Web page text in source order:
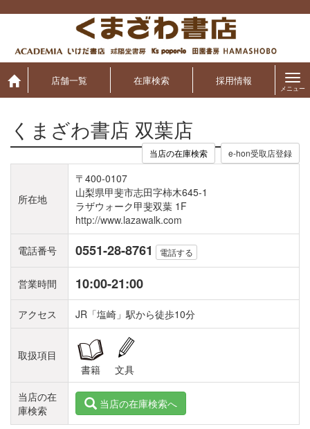
店舗一覧 在庫検索 採用情報
メニュー
くまざわ書店 双葉店
当店の在庫検索
所在地
〒400-0107
山梨県甲斐市志田字柿木645-1
ラザウォーク甲斐双葉 1F
http://www.lazawalk.com
電話番号 0551-28-8761 電話する
営業時間 10:00-21:00
アクセス JR「塩崎」駅から徒歩10分
取扱項目
書籍
文具
当店の在
庫検索
当店の在庫検索へ